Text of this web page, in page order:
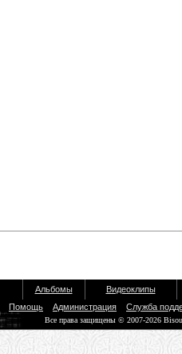
Альбомы
Видеоклипы
Помощь Администрация Служба
Все права защищены © 2007-2026